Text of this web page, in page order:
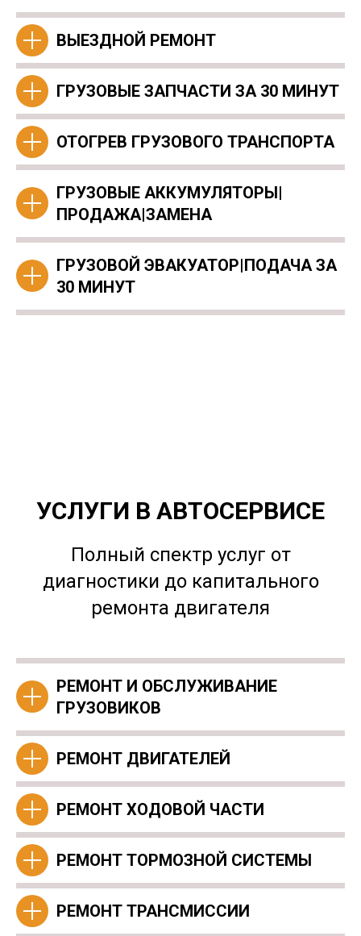
ВЫЕЗДНОЙ РЕМОНТ
ГРУЗОВЫЕ ЗАПЧАСТИ ЗА 30 МИНУТ
ОТОГРЕВ ГРУЗОВОГО ТРАНСПОРТА
ГРУЗОВЫЕ АККУМУЛЯТОРЫ|
ПРОДАЖА|ЗАМЕНА
ГРУЗОВОЙ ЭВАКУАТОР|ПОДАЧА ЗА
30 МИНУТ
УСЛУГИ В АВТОСЕРВИСЕ
Полный спектр услуг от
диагностики до капитального
ремонта двигателя
РЕМОНТ И ОБСЛУЖИВАНИЕ
ГРУЗОВИКОВ
РЕМОНТ ДВИГАТЕЛЕЙ
РЕМОНТ ХОДОВОЙ ЧАСТИ
РЕМОНТ ТОРМОЗНОЙ СИСТЕМЫ
РЕМОНТ ТРАНСМИССИИ